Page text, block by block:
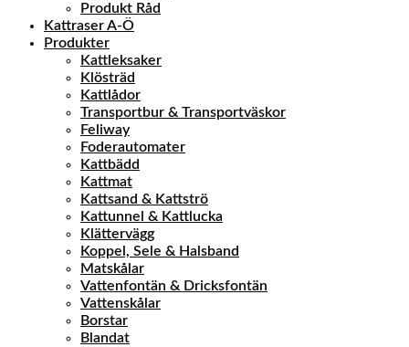
Produkt Råd
Kattraser A-Ö
Produkter
Kattleksaker
Klösträd
Kattlådor
Transportbur & Transportväskor
Feliway
Foderautomater
Kattbädd
Kattmat
Kattsand & Kattströ
Kattunnel & Kattlucka
Klättervägg
Koppel, Sele & Halsband
Matskålar
Vattenfontän & Dricksfontän
Vattenskålar
Borstar
Blandat